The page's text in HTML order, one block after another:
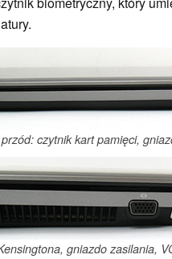
przód: czytnik kart pamięci,
gniazdo zasilania,